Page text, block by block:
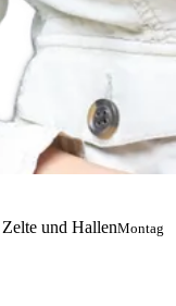
und HallenMontag